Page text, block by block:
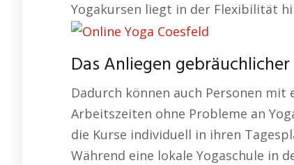
Yogakursen liegt in der Flexibilität
Das Anliegen
Dadurch können auch Personen
Arbeitszeiten ohne Probleme an
die Kurse individuell in ihren
Während eine lokale Yogaschule in